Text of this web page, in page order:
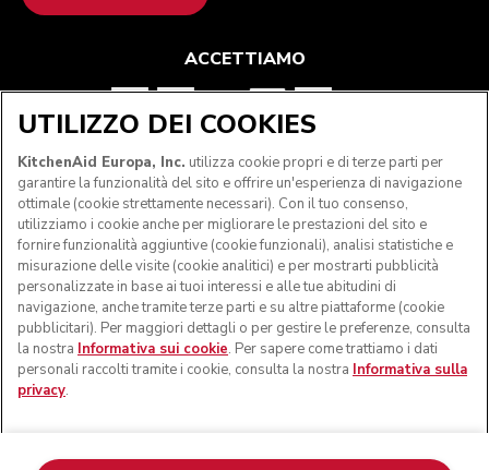
ACCETTIAMO
SEGUICI
Uniti e altrove.
UTILIZZO DEI COOKIES
KitchenAid Europa, Inc. utilizza cookie propri e di terze parti per
garantire la funzionalità del sito e offrire un'esperienza di navigazione
ottimale (cookie strettamente necessari). Con il tuo consenso,
utilizziamo i cookie anche per migliorare le prestazioni del sito e
fornire funzionalità aggiuntive (cookie funzionali), analisi statistiche e
misurazione delle visite (cookie analitici) e per mostrarti pubblicità
personalizzate in base ai tuoi interessi e alle tue abitudini di
navigazione, anche tramite terze parti e su altre piattaforme (cookie
pubblicitari). Per maggiori dettagli o per gestire le preferenze, consulta
la nostra Informativa sui cookie. Per sapere come trattiamo i dati
personali raccolti tramite i cookie, consulta la nostra Informativa sulla
privacy.